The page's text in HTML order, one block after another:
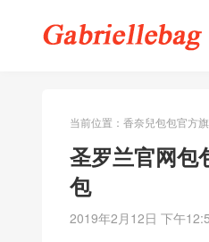
当前位置： 香奈兒包包官方
圣罗兰官网包
包
2019年2月12日 下午